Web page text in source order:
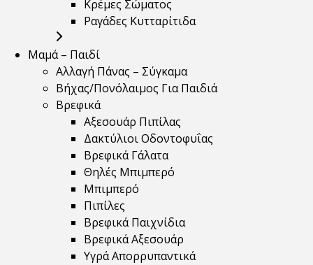
Κρέμες Σώματος
Ραγάδες Κυτταρίτιδα
Μαμά – Παιδί
Αλλαγή Πάνας – Σύγκαμα
Βήχας/Πονόλαιμος Για Παιδιά
Βρεφικά
Αξεσουάρ Πιπίλας
Δακτύλιοι Οδοντοφυΐας
Βρεφικά Γάλατα
Θηλές Μπιμπερό
Μπιμπερό
Πιπίλες
Βρεφικά Παιχνίδια
Βρεφικά Αξεσουάρ
Υγρά Απορρυπαντικά